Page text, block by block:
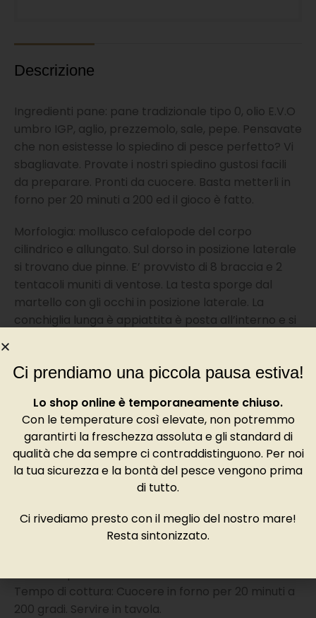
Descrizione
Ingredienti pane: pane tradizionale tipo 0, olio E.V.O
umbro IGP, aglio, prezzemolo, sale, pepe. Pensavate
che non esistesse lo spiedino di pesce perfetto? Vi
sbagliavate. Provate i nostri spiedino gustosi facili
da preparare. Pronti da cuocere. Basta metterli in
forno per 20 minuti a 200 ed il gioco è fatto.
Morfologia: mollusco cefalopode del corpo
cilindrico e allungato. Sul dorso in posizione laterale
si trovano due pinne. E’ provvisto di 8 braccia e 2
tentacoli muniti di ventose. La testa sporge dal
martello con gli occhi in posizione laterale. La
conchiglia lunga è appiattita è posta all’interno e si
Ambiente: vive nelle zone costiere su fondali
fangosi. Diffuso nel Mediterraneo e nell’atlantico
orientale.
NON CONGELARE
Nome latino: Loligo vulgaris
Tempo di cottura: Cuocere in forno per 20 minuti a
200 gradi. Servire in tavola.
Ci prendiamo una piccola pausa estiva!
Lo shop online è temporaneamente chiuso.
Con le temperature così elevate, non potremmo
garantirti la freschezza assoluta e gli standard di
qualità che da sempre ci contraddistinguono. Per noi
la tua sicurezza e la bontà del pesce vengono prima
di tutto.
Ci rivediamo presto con il meglio del nostro mare!
Resta sintonizzato.